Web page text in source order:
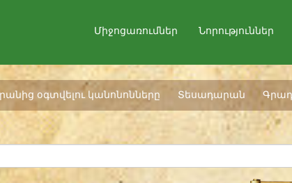
Միջոցառումներ Նորություններ
օգտվելու կանոնոնները Տեսադարան